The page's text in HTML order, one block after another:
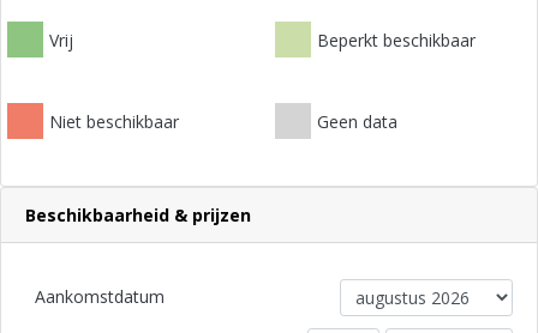
Vrij Beperkt beschikbaar
Niet beschikbaar Geen data
Beschikbaarheid & prijzen
Aankomstdatum